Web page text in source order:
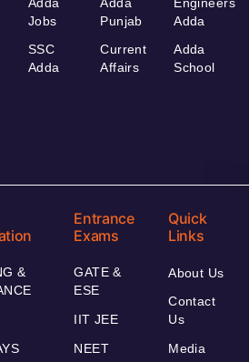
Jobs
SSC
Adda
Punjab
Current
Affairs
Adda
Adda
School
&
Entrance
Exams
GATE &
ESE
IIT JEE
NEET
Quick
Links
About Us
Contact
Us
Media